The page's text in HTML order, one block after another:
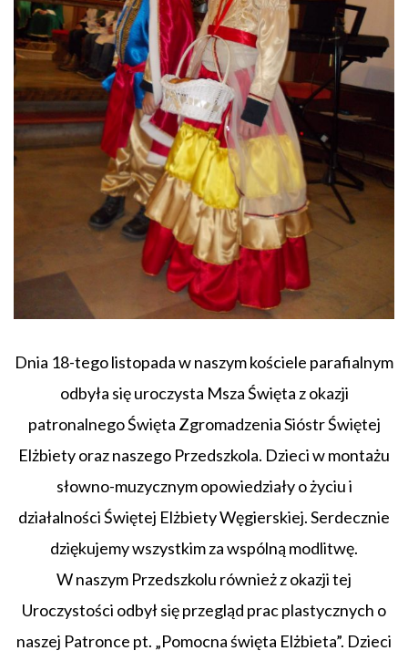
Dnia 18-tego listopada w naszym kościele parafialnym
odbyła się uroczysta Msza Święta z okazji
patronalnego Święta Zgromadzenia Sióstr Świętej
Elżbiety oraz naszego Przedszkola. Dzieci w montażu
słowno-muzycznym opowiedziały o życiu i
działalności Świętej Elżbiety Węgierskiej. Serdecznie
dziękujemy wszystkim za wspólną modlitwę.
W naszym Przedszkolu również z okazji tej
Uroczystości odbył się przegląd prac plastycznych o
naszej Patronce pt. „Pomocna święta Elżbieta”. Dzieci